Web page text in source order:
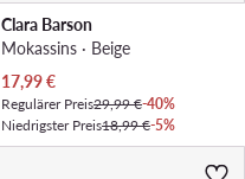
Clara Barson
Mokassins · Beige
Aktueller Preis
17,99€
Regulärer Preis29,99 €-40%
Niedrigster Preis18,99 €-5%